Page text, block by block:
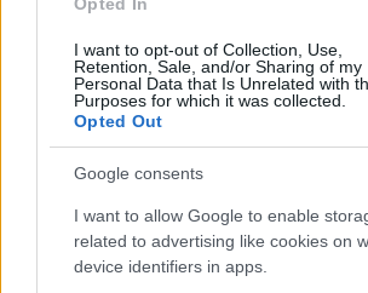
I want to opt-out of Collection, Use,
Retention, Sale, and/or Sharing of my
Personal Data that Is Unrelated with
Purposes for which it was collected.
Opted Out
Google consents
I want to allow Google to enable
related to advertising like cookies on
device identifiers in apps.
Hozzászólások
Kiszivárgott a
Assassin's Creed
remake készülhet az